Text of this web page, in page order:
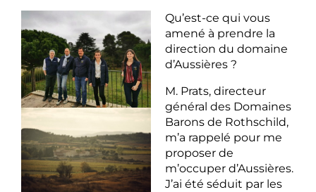
Qu’est-ce qui vous
amené à prendre la
direction du domaine
d’Aussières ?
M. Prats, directeur
général des Domaines
Barons de Rothschild,
m’a rappelé pour me
proposer de
m’occuper d’Aussières.
J’ai été séduit par les